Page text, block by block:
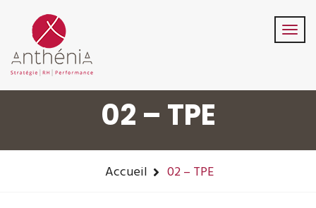
Suivez-Nous:
02 – TPE
Accueil 02 – TPE